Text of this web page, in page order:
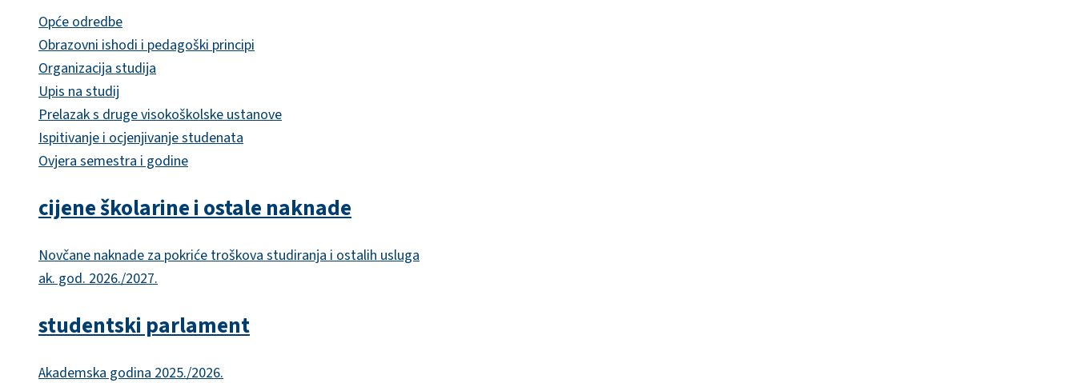
Opće odredbe
Obrazovni ishodi i pedagoški principi
Organizacija studija
Upis na studij
Prelazak s druge visokoškolske ustanove
Ispitivanje i ocjenjivanje studenata
Ovjera semestra i godine
cijene školarine i ostale naknade
Novčane naknade za pokriće troškova studiranja i ostalih usluga
ak. god. 2026./2027.
studentski parlament
Akademska godina 2025./2026.